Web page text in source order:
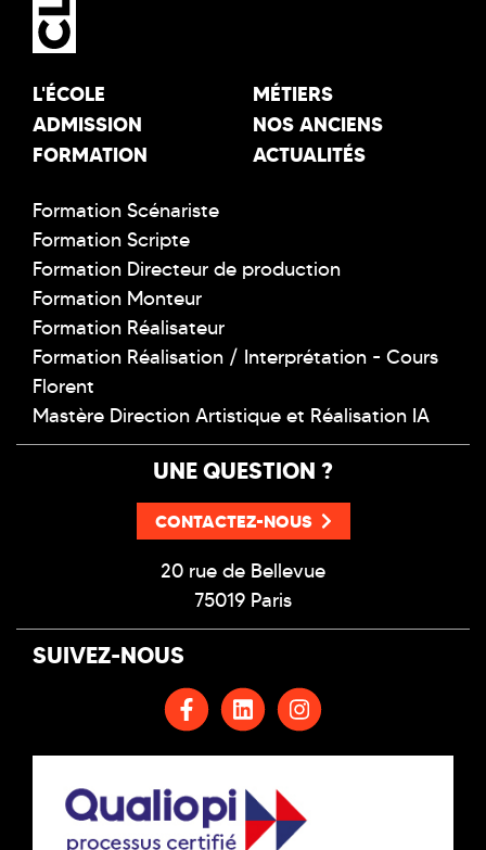
L'ÉCOLE
ADMISSION
FORMATION
MÉTIERS
NOS ANCIENS
ACTUALITÉS
Formation Scénariste
Formation Scripte
Formation Directeur de production
Formation Monteur
Formation Réalisateur
Formation Réalisation / Interprétation - Cours
Florent
Mastère Direction Artistique et Réalisation IA
UNE QUESTION ?
CONTACTEZ-NOUS
20 rue de Bellevue
75019 Paris
SUIVEZ-NOUS